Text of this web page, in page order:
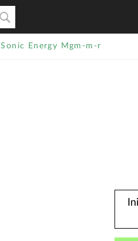
Sonic Energy Mgm-m-r